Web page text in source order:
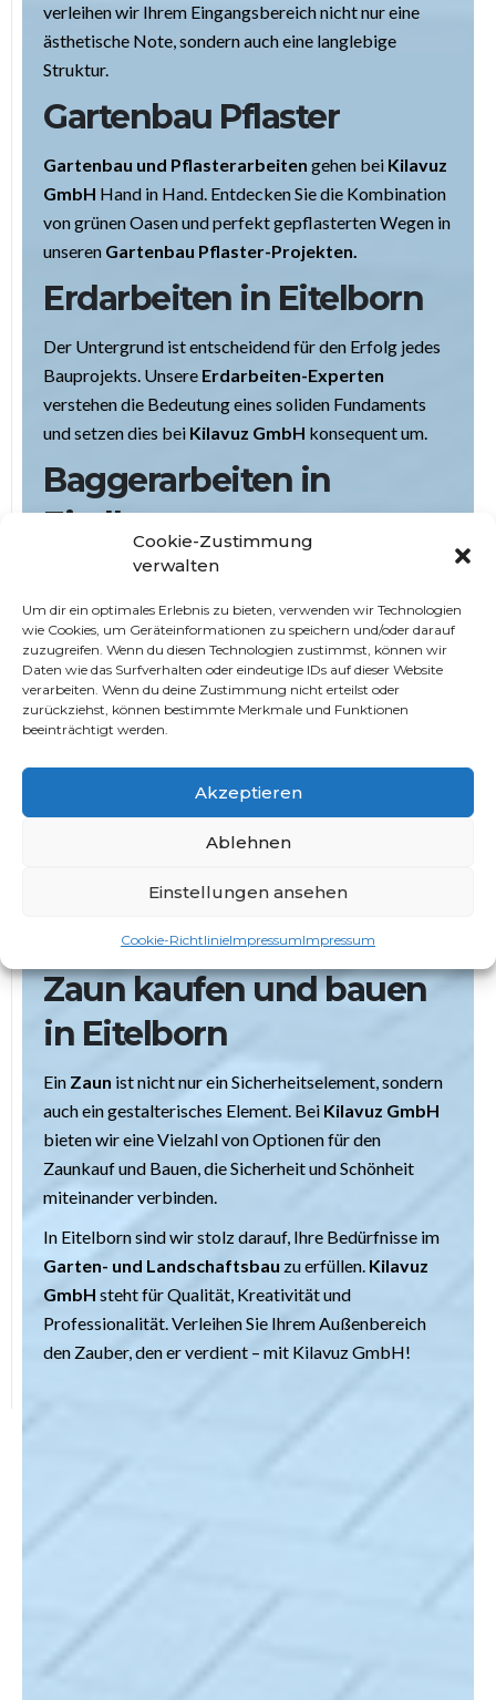
Cookie-Zustimmung
verwalten
Um dir ein optimales Erlebnis zu bieten, verwenden wir Technologien
wie Cookies, um Geräteinformationen zu speichern und/oder darauf
zuzugreifen. Wenn du diesen Technologien zustimmst, können wir
Daten wie das Surfverhalten oder eindeutige IDs auf dieser Website
verarbeiten. Wenn du deine Zustimmung nicht erteilst oder
zurückziehst, können bestimmte Merkmale und Funktionen
beeinträchtigt werden.
Akzeptieren
Ablehnen
Einstellungen ansehen
Cookie-RichtlinieImpressumImpressum
verleihen wir Ihrem Eingangsbereich nicht nur eine
ästhetische Note, sondern auch eine langlebige
Struktur.
Gartenbau Pflaster
Gartenbau und Pflasterarbeiten gehen bei Kilavuz
GmbH Hand in Hand. Entdecken Sie die Kombination
von grünen Oasen und perfekt gepflasterten Wegen in
unseren Gartenbau Pflaster-Projekten.
Erdarbeiten in Eitelborn
Der Untergrund ist entscheidend für den Erfolg jedes
Bauprojekts. Unsere Erdarbeiten-Experten
verstehen die Bedeutung eines soliden Fundaments
und setzen dies bei Kilavuz GmbH konsequent um.
Baggerarbeiten in
Eitelborn
Baggerarbeitenerfordern Präzision und
Fachkenntnisse. Bei
Kilavuz GmbH
verfügen wir über
modernste Ausrüstung und erfahrene Fachleute, um
Baggerarbeiten effizient und professionell
durchzuführen.
Trockenmauern bauen in
Eitelborn
Kilavuz GmbHbeherrschen die Kunst des
Strukturen.
Zaun kaufen und bauen
in Eitelborn
Ein Zaun ist nicht nur ein Sicherheitselement, sondern
auch ein gestalterisches Element. Bei Kilavuz GmbH
bieten wir eine Vielzahl von Optionen für den
Zaunkauf und Bauen, die Sicherheit und Schönheit
miteinander verbinden.
In Eitelborn sind wir stolz darauf, Ihre Bedürfnisse im
Garten- und Landschaftsbau zu erfüllen. Kilavuz
GmbH steht für Qualität, Kreativität und
Professionalität. Verleihen Sie Ihrem Außenbereich
den Zauber, den er verdient – mit Kilavuz GmbH!